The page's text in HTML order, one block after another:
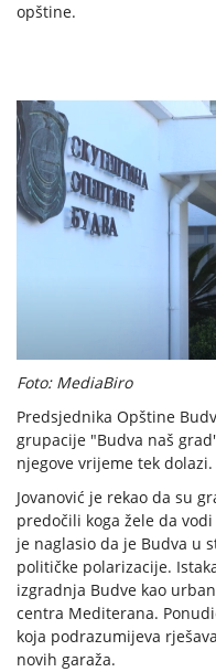
opštine.
Foto: MediaBiro
Predsjednika Opštine
grupacije "Budva naš
njegove vrijeme tek dolazi.
Jovanović je rekao da su
predočili koga žele da
je naglasio da je Budva u
političke polarizacije.
izgradnja Budve kao
centra Mediterana.
koja podrazumijeva
novih garaža.